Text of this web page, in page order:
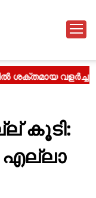
കൂടി:
എല്ലാ